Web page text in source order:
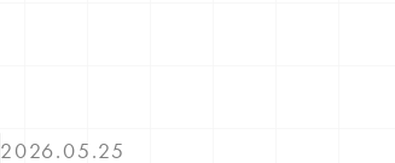
2026.05.25